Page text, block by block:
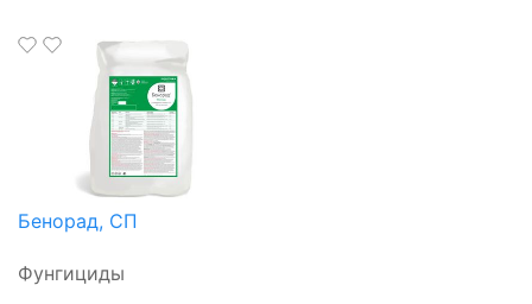
Бенорад, СП
Фунгициды